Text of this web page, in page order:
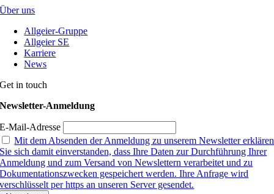
Über uns
Allgeier-Gruppe
Allgeier SE
Karriere
News
Get in touch
Newsletter-Anmeldung
E-Mail-Adresse
Mit dem Absenden der Anmeldung zu unserem Newsletter erklären
Sie sich damit einverstanden, dass Ihre Daten zur Durchführung Ihrer
Anmeldung und zum Versand von Newslettern verarbeitet und zu
Dokumentationszwecken gespeichert werden. Ihre Anfrage wird
verschlüsselt per https an unseren Server gesendet.